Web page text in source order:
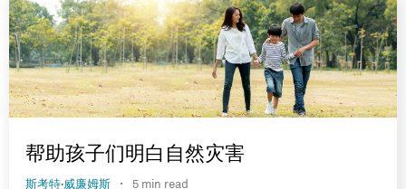
帮助孩子们明白自然灾害
斯考特·威廉姆斯 · 5 min read